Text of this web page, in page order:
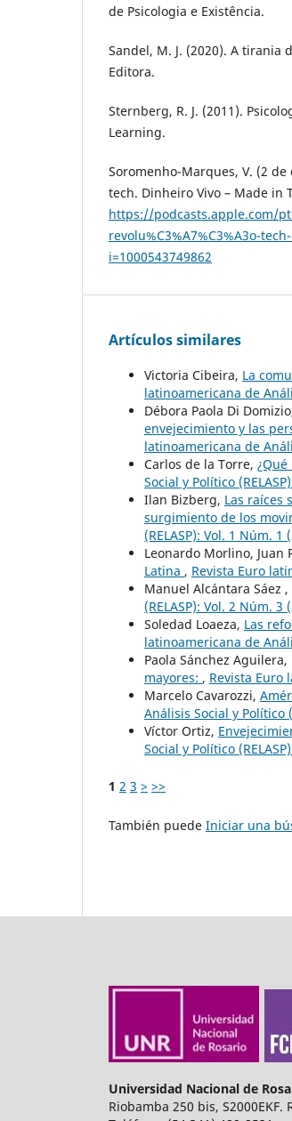
de Psicologia e Existência.
Sandel, M. J. (2020). A tirania
Editora.
Sternberg, R. J. (2011).
Learning.
Soromenho-Marques, V. (2
tech. Dinheiro Vivo – Made in
https://podcasts.apple.com/
revolu%C3%A7%C3%A3o-
i=1000543749862
Artículos similares
Victoria Cibeira, La
latinoamericana de
Débora Paola Di
envejecimiento y las
latinoamericana de
Carlos de la Torre,
Social y Político
Ilan Bizberg, Las raíces
surgimiento de los
(RELASP): Vol. 1 Núm. 1
Leonardo Morlino, Juan
Latina , Revista Euro
Manuel Alcántara Sáez ,
(RELASP): Vol. 2 Núm. 3
Soledad Loaeza, Las
latinoamericana de
Paola Sánchez
mayores: , Revista Euro
Marcelo Cavarozzi,
Análisis Social y Político
Víctor Ortiz,
Social y Político
1 2 3 > >>
También puede Iniciar una
Universidad Nacional de
Riobamba 250 bis,